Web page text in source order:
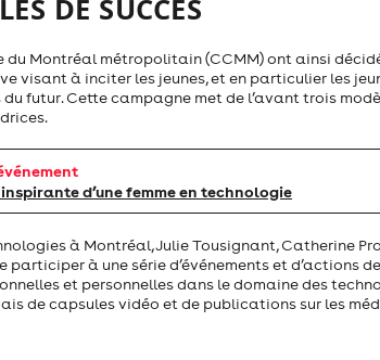
DE SUCCÈS
Montréal métropolitain (CCMM) ont ainsi
visant à inciter les jeunes, et en particulier les
futur. Cette campagne met de l’avant trois
d’une femme en technologie
à Montréal, Julie Tousignant, Catherine
participer à une série d’événements et d’actions
et personnelles dans le domaine des
de capsules vidéo et de publications sur les